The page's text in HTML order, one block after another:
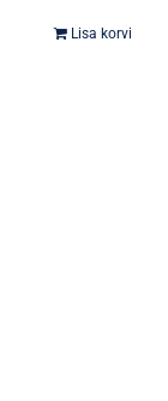
Lisa korvi